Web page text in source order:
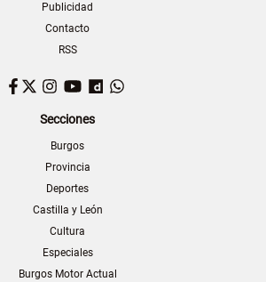
Publicidad
Contacto
RSS
Facebook
TwitterInstagram
YouTubeDailymotion
Secciones
Burgos
Provincia
Deportes
Castilla y León
Cultura
Especiales
Burgos Motor Actual